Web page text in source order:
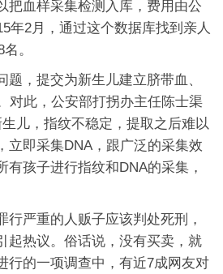
把血样采集检测入库，费用由公
年2月，通过这个数据库找到亲人
。
题，提交为新生儿建立脐带血、
对此，公安部打拐办主任陈士渠
儿，指纹不稳定，提取之后难以
立即采集DNA，跟广泛的采集效
有孩子进行指纹和DNA的采集，
行严重的人贩子应该判处死刑，
起热议。俗话说，没有买卖，就
行的一项调查中，有近7成网友对